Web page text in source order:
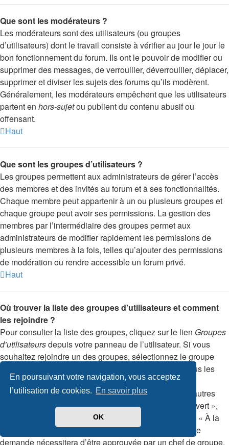
En poursuivant votre navigation, vous acceptez
l’utilisation de cookies. En savoir plus
OK
Que sont les modérateurs ?
Les modérateurs sont des utilisateurs (ou groupes
d’utilisateurs) dont le travail consiste à vérifier au jour le jour le
bon fonctionnement du forum. Ils ont le pouvoir de modifier ou
supprimer des messages, de verrouiller, déverrouiller, déplacer,
supprimer et diviser les sujets des forums qu’ils modèrent.
Généralement, les modérateurs empêchent que les utilisateurs
partent en hors-sujetou publient du contenu abusif ou
offensant.
Haut
Que sont les groupes d’utilisateurs ?
Les groupes permettent aux administrateurs de gérer l’accès
des membres et des invités au forum et à ses fonctionnalités.
Chaque membre peut appartenir à un ou plusieurs groupes et
chaque groupe peut avoir ses permissions. La gestion des
membres par l’intermédiaire des groupes permet aux
administrateurs de modifier rapidement les permissions de
plusieurs membres à la fois, telles qu’ajouter des permissions
de modération ou rendre accessible un forum privé.
Haut
Où trouver la liste des groupes d’utilisateurs et comment
les rejoindre ?
Pour consulter la liste des groupes, cliquez sur le lien Groupes
d’utilisateursdepuis votre panneau de l’utilisateur. Si vous
souhaitez rejoindre un des groupes, sélectionnez le groupe
désiré et cliquez sur le bouton approprié. Toutefois, tous les
groupes ne sont pas en libre accès. Certains peuvent
nécessiter une approbation, certains sont fermés et d’autres
peuvent même être masqués. Si le groupe est dit « Ouvert »,
vous pouvez le rejoindre librement. Si le groupe est dit « À la
demande », vous pouvez rejoindre le groupe mais votre
demande nécessitera d’être approuvée par un chef de groupe.